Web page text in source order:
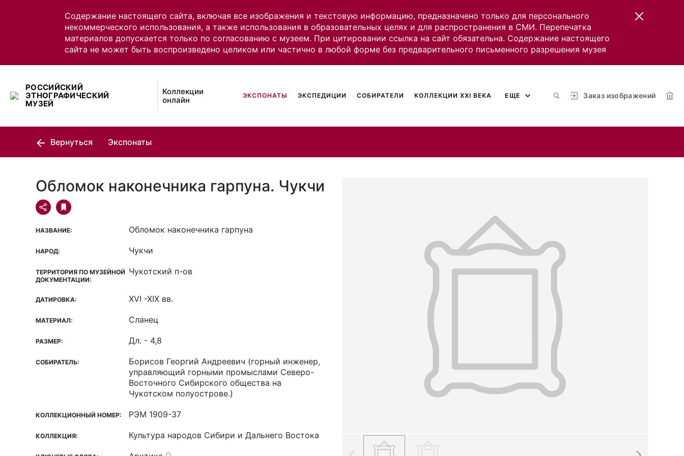
Содержание настоящего сайта, включая все изображения и текстовую информацию, предназначено только для персонального
некоммерческого использования, а также использования в образовательных целях и для распространения в СМИ. Перепечатка
материалов допускается только по согласованию с музеем. При цитировании ссылка на сайт обязательна. Содержание настоящего
сайта не может быть воспроизведено целиком или частично в любой форме без предварительного письменного разрешения музея
РОССИЙСКИЙ
ЭТНОГРАФИЧЕСКИЙ
МУЗЕЙ
Коллекции
онлайн
Заказ изображений
ЭКСПОНАТЫ ЭКСПЕДИЦИИ СОБИРАТЕЛИ КОЛЛЕКЦИИ XXI ВЕКА ЕЩЕ
Вернуться Экспонаты
Обломок наконечника гарпуна. Чукчи
НАЗВАНИЕ: Обломок наконечника гарпуна
НАРОД: Чукчи
ТЕРРИТОРИЯ ПО МУЗЕЙНОЙ
ДОКУМЕНТАЦИИ:
Чукотский п-ов
ДАТИРОВКА: XVI -XIX вв.
МАТЕРИАЛ: Сланец
РАЗМЕР: Дл. - 4,8
СОБИРАТЕЛЬ: Борисов Георгий Андреевич (горный инженер,
управляющий горными промыслами Северо-
Восточного Сибирского общества на
Чукотском полуострове.)
КОЛЛЕКЦИОННЫЙ НОМЕР: РЭМ 1909-37
КОЛЛЕКЦИЯ: Культура народов Сибири и Дальнего Востока